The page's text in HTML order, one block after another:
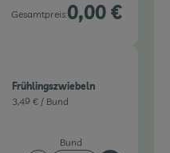
Gesamtpreis:0,00 €
Frühlingszwiebeln
3,49 € / Bund
Bund